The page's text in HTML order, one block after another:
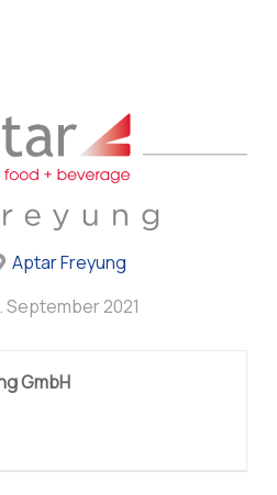
Aptar Freyung
September 2021
GmbH